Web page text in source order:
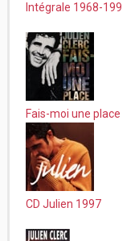
Intégrale 1968-199
Fais-moi une place
CD Julien 1997